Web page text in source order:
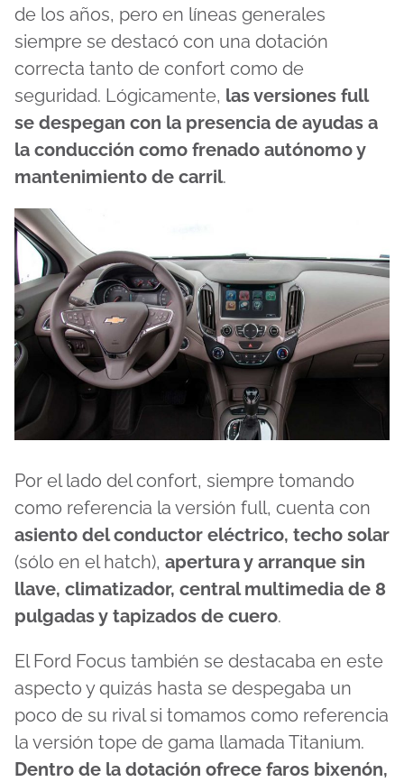
de los años, pero en líneas generales
siempre se destacó con una dotación
correcta tanto de confort como de
seguridad. Lógicamente, las versiones full
se despegan con la presencia de ayudas a
la conducción como frenado autónomo y
mantenimiento de carril.
Por el lado del confort, siempre tomando
como referencia la versión full, cuenta con
asiento del conductor eléctrico, techo solar
(sólo en el hatch), apertura y arranque sin
llave, climatizador, central multimedia de 8
pulgadas y tapizados de cuero.
El Ford Focus también se destacaba en este
aspecto y quizás hasta se despegaba un
poco de su rival si tomamos como referencia
la versión tope de gama llamada Titanium.
Dentro de la dotación ofrece faros bixenón,